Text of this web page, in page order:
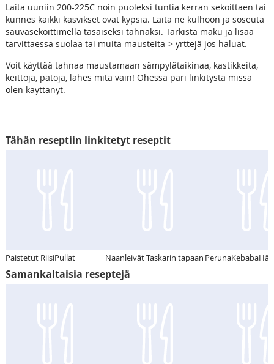
Laita uuniin 200-225C noin puoleksi tuntia kerran sekoittaen tai
kunnes kaikki kasvikset ovat kypsiä. Laita ne kulhoon ja soseuta
sauvasekoittimella tasaiseksi tahnaksi. Tarkista maku ja lisää
tarvittaessa suolaa tai muita mausteita-> yrttejä jos haluat.
Voit käyttää tahnaa maustamaan sämpylätaikinaa, kastikkeita,
keittoja, patoja, lähes mitä vain! Ohessa pari linkitystä missä
olen käyttänyt.
Tähän reseptiin linkitetyt reseptit
Paistetut RiisiPullat Naanleivät Taskarin tapaan
Samankaltaisia reseptejä